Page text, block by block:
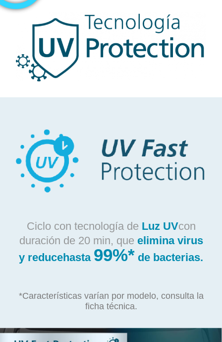
Ciclo con tecnología de Luz UVcon
duración de 20 min, que elimina virus
y reducehasta 99%* de bacterias.
*Características varían por modelo, consulta la
ficha técnica.